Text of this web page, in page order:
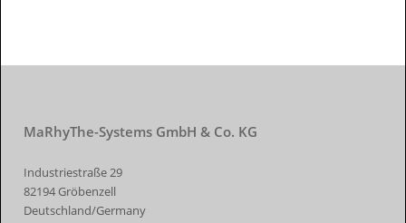
MaRhyThe-Systems GmbH & Co. KG
Industriestraße 29
82194 Gröbenzell
Deutschland/Germany